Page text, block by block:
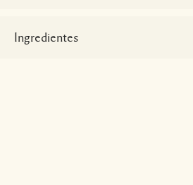
Ingredientes